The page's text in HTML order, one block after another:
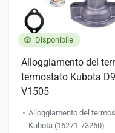
Disponibile
Alloggiamento del
termostato Kubota
V1505
Alloggiamento del
Kubota (16271-73260)